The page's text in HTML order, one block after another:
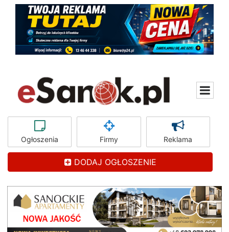
Ogłoszenia Firmy Reklama
DODAJ OGŁOSZENIE